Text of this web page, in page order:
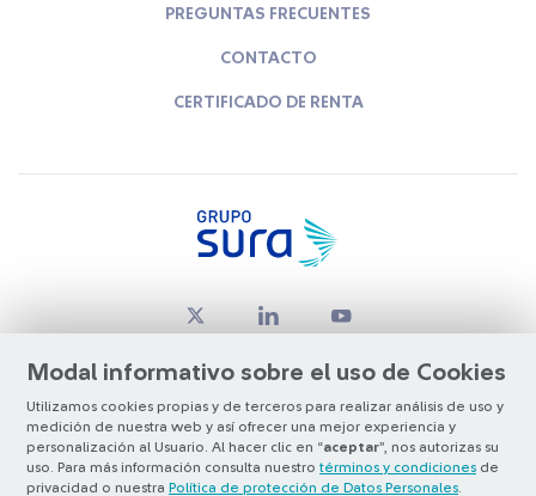
Modal informativo sobre el uso de Cookies
Utilizamos cookies propias y de terceros para realizar análisis de uso y
medición de nuestra web y así ofrecer una mejor experiencia y
personalización al Usuario. Al hacer clic en “aceptar”, nos autorizas su
uso. Para más información consulta nuestro términos y condiciones de
privacidad o nuestra Política de protección de Datos Personales
PREGUNTAS FRECUENTES
CONTACTO
CERTIFICADO DE RENTA
© Copyright Grupo SURA 2026